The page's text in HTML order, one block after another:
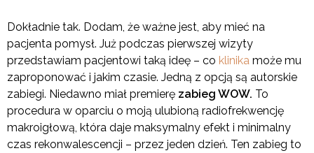
Dokładnie tak. Dodam, że ważne jest, aby mieć na
pacjenta pomysł. Już podczas pierwszej wizyty
przedstawiam pacjentowi taką ideę – co klinika może mu
zaproponować i jakim czasie. Jedną z opcją są autorskie
zabiegi. Niedawno miał premierę zabieg WOW. To
procedura w oparciu o moją ulubioną radiofrekwencję
makroigłową, która daje maksymalny efekt i minimalny
czas rekonwalescencji – przez jeden dzień. Ten zabieg to